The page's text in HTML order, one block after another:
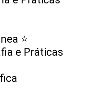
⭐️
e Práticas